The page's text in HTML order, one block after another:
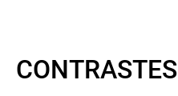
CONTRASTES